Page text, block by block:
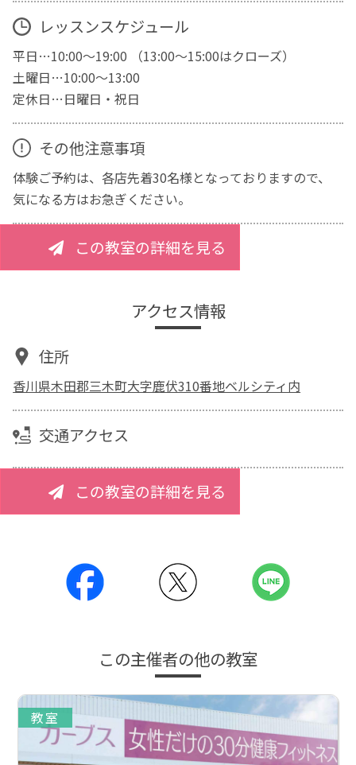
レッスンスケジュール
平日…10:00～19:00 （13:00～15:00はクローズ）
土曜日…10:00～13:00
定休日…日曜日・祝日
その他注意事項
体験ご予約は、各店先着30名様となっておりますので、
気になる方はお急ぎください。
この教室の詳細を見る
アクセス情報
住所
香川県木田郡三木町大字鹿伏310番地ベルシティ内
交通アクセス
この教室の詳細を見る
この主催者の他の教室
教室